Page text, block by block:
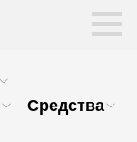
Средства